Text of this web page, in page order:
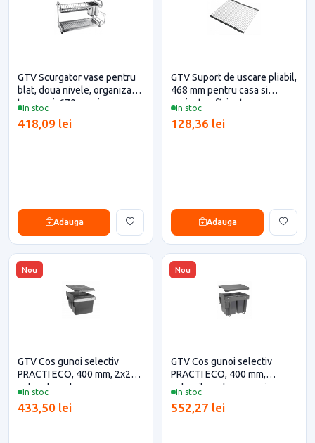
In stoc
GTV Scurgator vase pentru
blat, doua nivele, organizator
tacamuri, 670 mm, inox
418,09 lei
Adauga
In stoc
GTV Suport de uscare pliabil,
468 mm pentru casa si
proiecte eficiente
128,36 lei
Adauga
Nou
In stoc
GTV Cos gunoi selectiv
PRACTI ECO, 400 mm, 2x20L,
antracit pentru casa si
433,50 lei
Nou
In stoc
GTV Cos gunoi selectiv
PRACTI ECO, 400 mm,
antracit pentru casa si
552,27 lei